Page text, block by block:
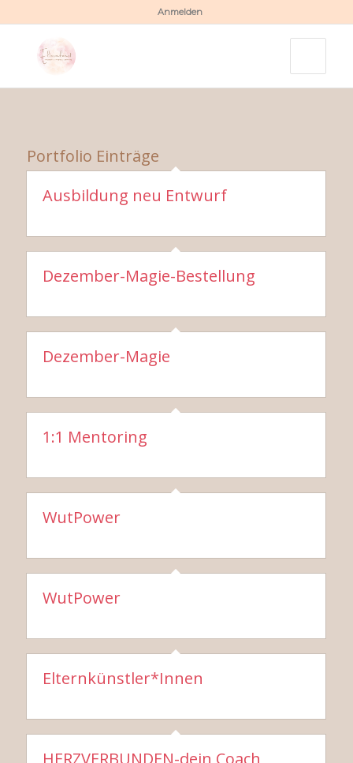
Anmelden
Portfolio Einträge
Ausbildung neu Entwurf
Dezember-Magie-Bestellung
Dezember-Magie
1:1 Mentoring
WutPower
WutPower
Elternkünstler*Innen
HERZVERBUNDEN-dein Coach